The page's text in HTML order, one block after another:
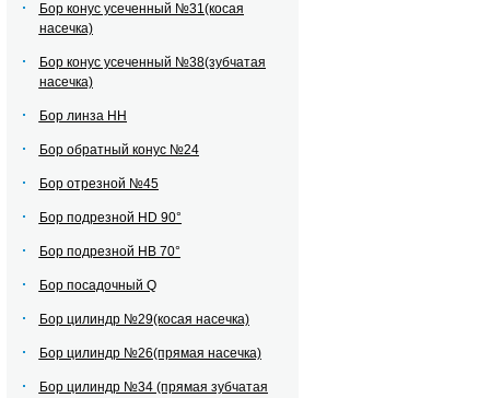
Бор конус усеченный №31(косая
насечка)
Бор конус усеченный №38(зубчатая
насечка)
Бор линза НН
Бор обратный конус №24
Бор отрезной №45
Бор подрезной HD 90°
Бор подрезной HВ 70°
Бор посадочный Q
Бор цилиндр №29(косая насечка)
Бор цилиндр №26(прямая насечка)
Бор цилиндр №34 (прямая зубчатая